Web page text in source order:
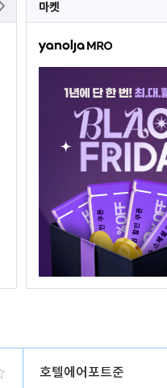
마켓
호텔에어포트준